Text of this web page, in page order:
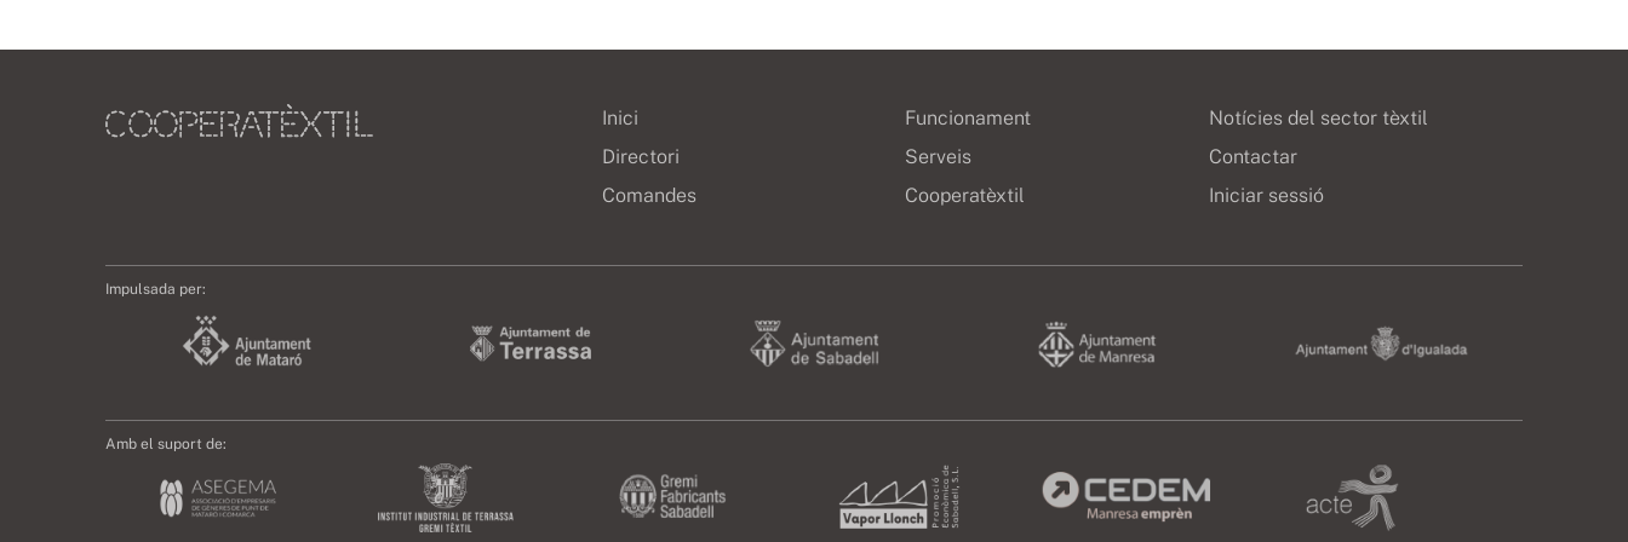
Inici
Directori
Comandes
Funcionament
Serveis
Cooperatèxtil
Notícies del sector tèxtil
Contactar
Iniciar sessió
Impulsada per:
Amb el suport de: